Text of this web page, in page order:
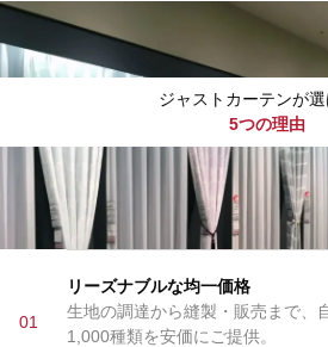
ジャストカーテンが
5つの理由
01
リーズナブルな均一価格
生地の調達から縫製・販売まで、
1,000種類を安価にご提供。